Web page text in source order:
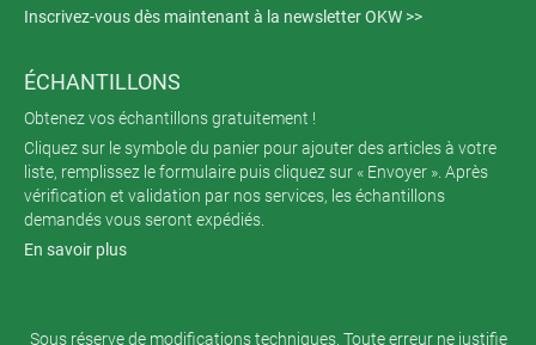
Inscrivez-vous dès maintenant à la newsletter OKW >>
ÉCHANTILLONS
Obtenez vos échantillons gratuitement !
Cliquez sur le symbole du panier pour ajouter des articles à votre
liste, remplissez le formulaire puis cliquez sur « Envoyer ». Après
vérification et validation par nos services, les échantillons
demandés vous seront expédiés.
En savoir plus
Sous réserve de modifications techniques. Toute erreur ne justifie